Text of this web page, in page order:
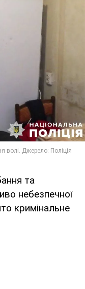
та
небезпечної
кримінальне